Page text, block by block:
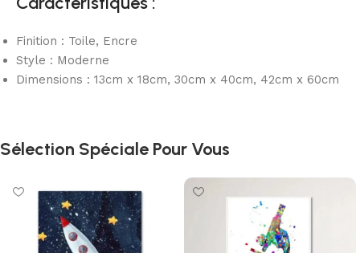
Finition : Toile, Encre
Style : Moderne
Dimensions : 13cm x 18cm, 30cm x 40cm, 42cm x 60cm
Sélection Spéciale Pour Vous